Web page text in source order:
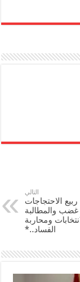
التالي
الاحتجاجات
والمطالبة
ومحاربة
الفساد..*